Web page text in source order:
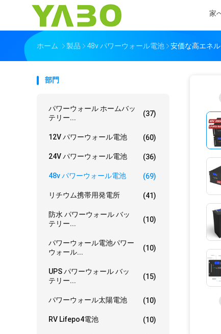
家
ホーム 製品 48v パワーウォール電池 安価な高エネ
部門
パワーウォール ホームバッ
テリー...
(37)
12V パワーウォール電池 (60)
24V パワーウォール電池 (36)
48v パワーウォール電池 (69)
リチウム携帯用発電所 (41)
防水 パワーウォール バッ
テリー...
(10)
パワーウォール電池パワー
ウォール...
(10)
UPS パワーウォール バッ
テリー...
(15)
パワーウォール太陽電池 (10)
RV Lifepo4電池 (10)